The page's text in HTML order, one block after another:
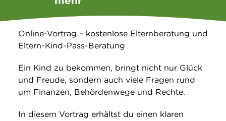
Suche
Online-Vortrag – kostenlose Elternberatung und
Eltern-Kind-Pass-Beratung
Ein Kind zu bekommen, bringt nicht nur Glück
und Freude, sondern auch viele Fragen rund
um Finanzen, Behördenwege und Rechte.
In diesem Vortrag erhältst du einen klaren